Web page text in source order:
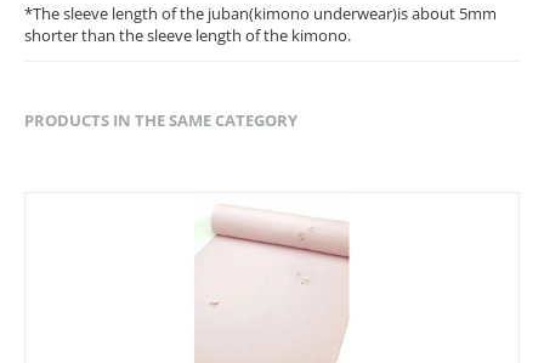
*The sleeve length of the juban(kimono underwear)is about 5mm
shorter than the sleeve length of the kimono.
PRODUCTS IN THE SAME CATEGORY